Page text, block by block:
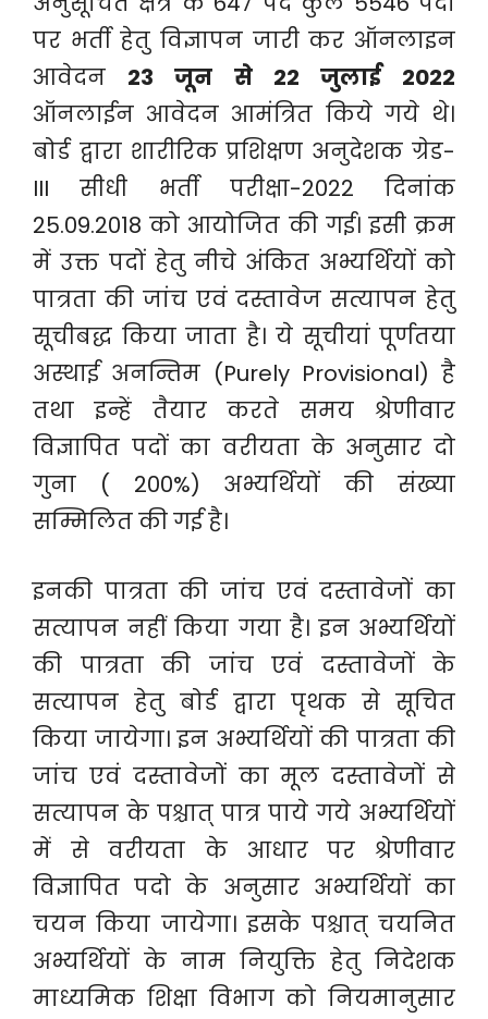
पर भर्ती हेतु विज्ञापन जारी कर ऑनलाइन
आवेदन 23 जून से 22 जुलाई 2022
ऑनलाईन आवेदन आमंत्रित किये गये थे।
बोर्ड द्वारा शारीरिक प्रशिक्षण अनुदेशक ग्रेड-
III सीधी भर्ती परीक्षा-2022 दिनांक
25.09.2018 को आयोजित की गई। इसी क्रम
में उक्त पदों हेतु नीचे अंकित अभ्यर्थियों को
पात्रता की जांच एवं दस्तावेज सत्यापन हेतु
सूचीबद्ध किया जाता है। ये सूचीयां पूर्णतया
अस्थाई अनन्तिम (Purely Provisional) है
तथा इन्हें तैयार करते समय श्रेणीवार
विज्ञापित पदों का वरीयता के अनुसार दो
गुना ( 200%) अभ्यर्थियों की संख्या
सम्मिलित की गई है।
इनकी पात्रता की जांच एवं दस्तावेजों का
सत्यापन नहीं किया गया है। इन अभ्यर्थियों
की पात्रता की जांच एवं दस्तावेजों के
सत्यापन हेतु बोर्ड द्वारा पृथक से सूचित
किया जायेगा। इन अभ्यर्थियों की पात्रता की
जांच एवं दस्तावेजों का मूल दस्तावेजों से
सत्यापन के पश्चात् पात्र पाये गये अभ्यर्थियों
में से वरीयता के आधार पर श्रेणीवार
विज्ञापित पदो के अनुसार अभ्यर्थियों का
चयन किया जायेगा। इसके पश्चात् चयनित
अभ्यर्थियों के नाम नियुक्ति हेतु निदेशक
माध्यमिक शिक्षा विभाग को नियमानुसार